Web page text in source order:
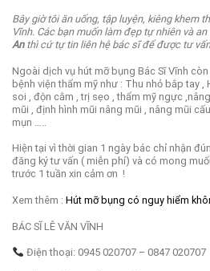
Bây giờ tôi ăn uống, tập luyện, kiêng khem
Vĩnh. Các bạn muốn làm đẹp tự nhiên và an
Anthì cứ tự tin liên hệ bác sĩ để được tư
Ngoài dịch vụ hút mỡ bụng Bác Sĩ Vĩnh
bệnh viện thẩm mỹ như : Thu nhỏ bắp tay ,
soi , độn cằm , trị sẹo , thẩm mỹ ngực
mũi , định hình mũi nâng mũi , nâng mũi
mụn …..
Hiện tại vì thời gian 1 ngày bác chỉ nhận
đăng ký tư vấn ( miễn phí) và có mong
trước 1 tuần xin cảm ơn !
Xem thêm : Hút mỡ bụng có nguy hiểm
BÁC SĨ LÊ VĂN VĨNH
Điện thoại: 0945 020707 – 0847 020707